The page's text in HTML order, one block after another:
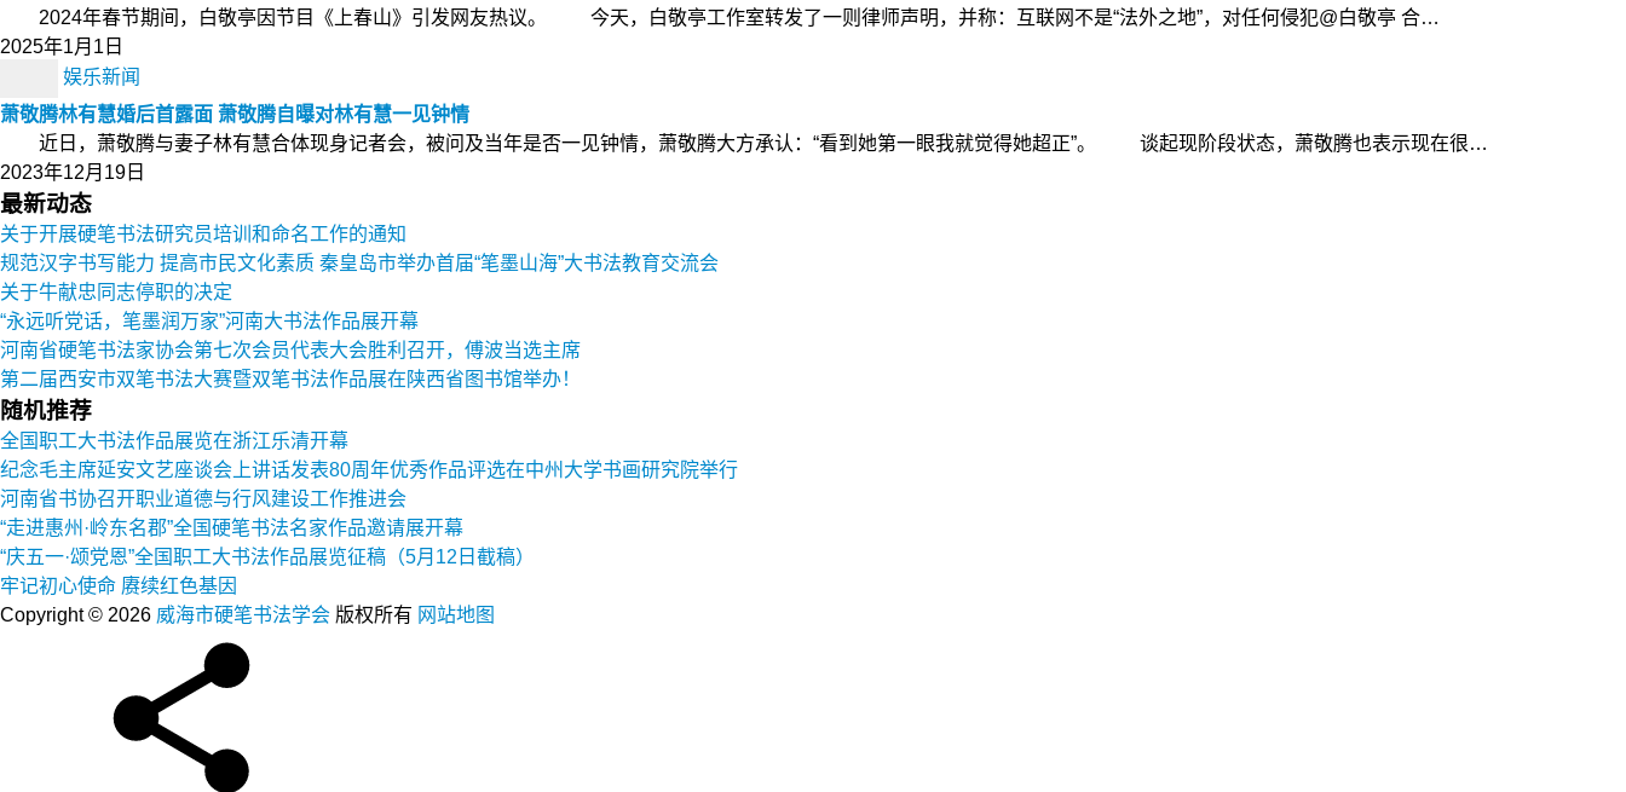
2024年春节期间，白敬亭因节目《上春山》引发网友热议。 今天，白敬亭工作室转发了一则律师声明，并称：互联网不是“法外之地”，对任何侵犯@白敬亭 合…
2025年1月1日
娱乐新闻
萧敬腾林有慧婚后首露面 萧敬腾自曝对林有慧一见钟情
近日，萧敬腾与妻子林有慧合体现身记者会，被问及当年是否一见钟情，萧敬腾大方承认：“看到她第一眼我就觉得她超正”。 谈起现阶段状态，萧敬腾也表示现在很…
2023年12月19日
最新动态
关于开展硬笔书法研究员培训和命名工作的通知
规范汉字书写能力 提高市民文化素质 秦皇岛市举办首届“笔墨山海”大书法教育交流会
关于牛献忠同志停职的决定
“永远听党话，笔墨润万家”河南大书法作品展开幕
河南省硬笔书法家协会第七次会员代表大会胜利召开，傅波当选主席
第二届西安市双笔书法大赛暨双笔书法作品展在陕西省图书馆举办！
随机推荐
全国职工大书法作品展览在浙江乐清开幕
纪念毛主席延安文艺座谈会上讲话发表80周年优秀作品评选在中州大学书画研究院举行
河南省书协召开职业道德与行风建设工作推进会
“走进惠州·岭东名郡”全国硬笔书法名家作品邀请展开幕
“庆五一·颂党恩”全国职工大书法作品展览征稿（5月12日截稿）
牢记初心使命 赓续红色基因
Copyright © 2026 威海市硬笔书法学会 版权所有 网站地图